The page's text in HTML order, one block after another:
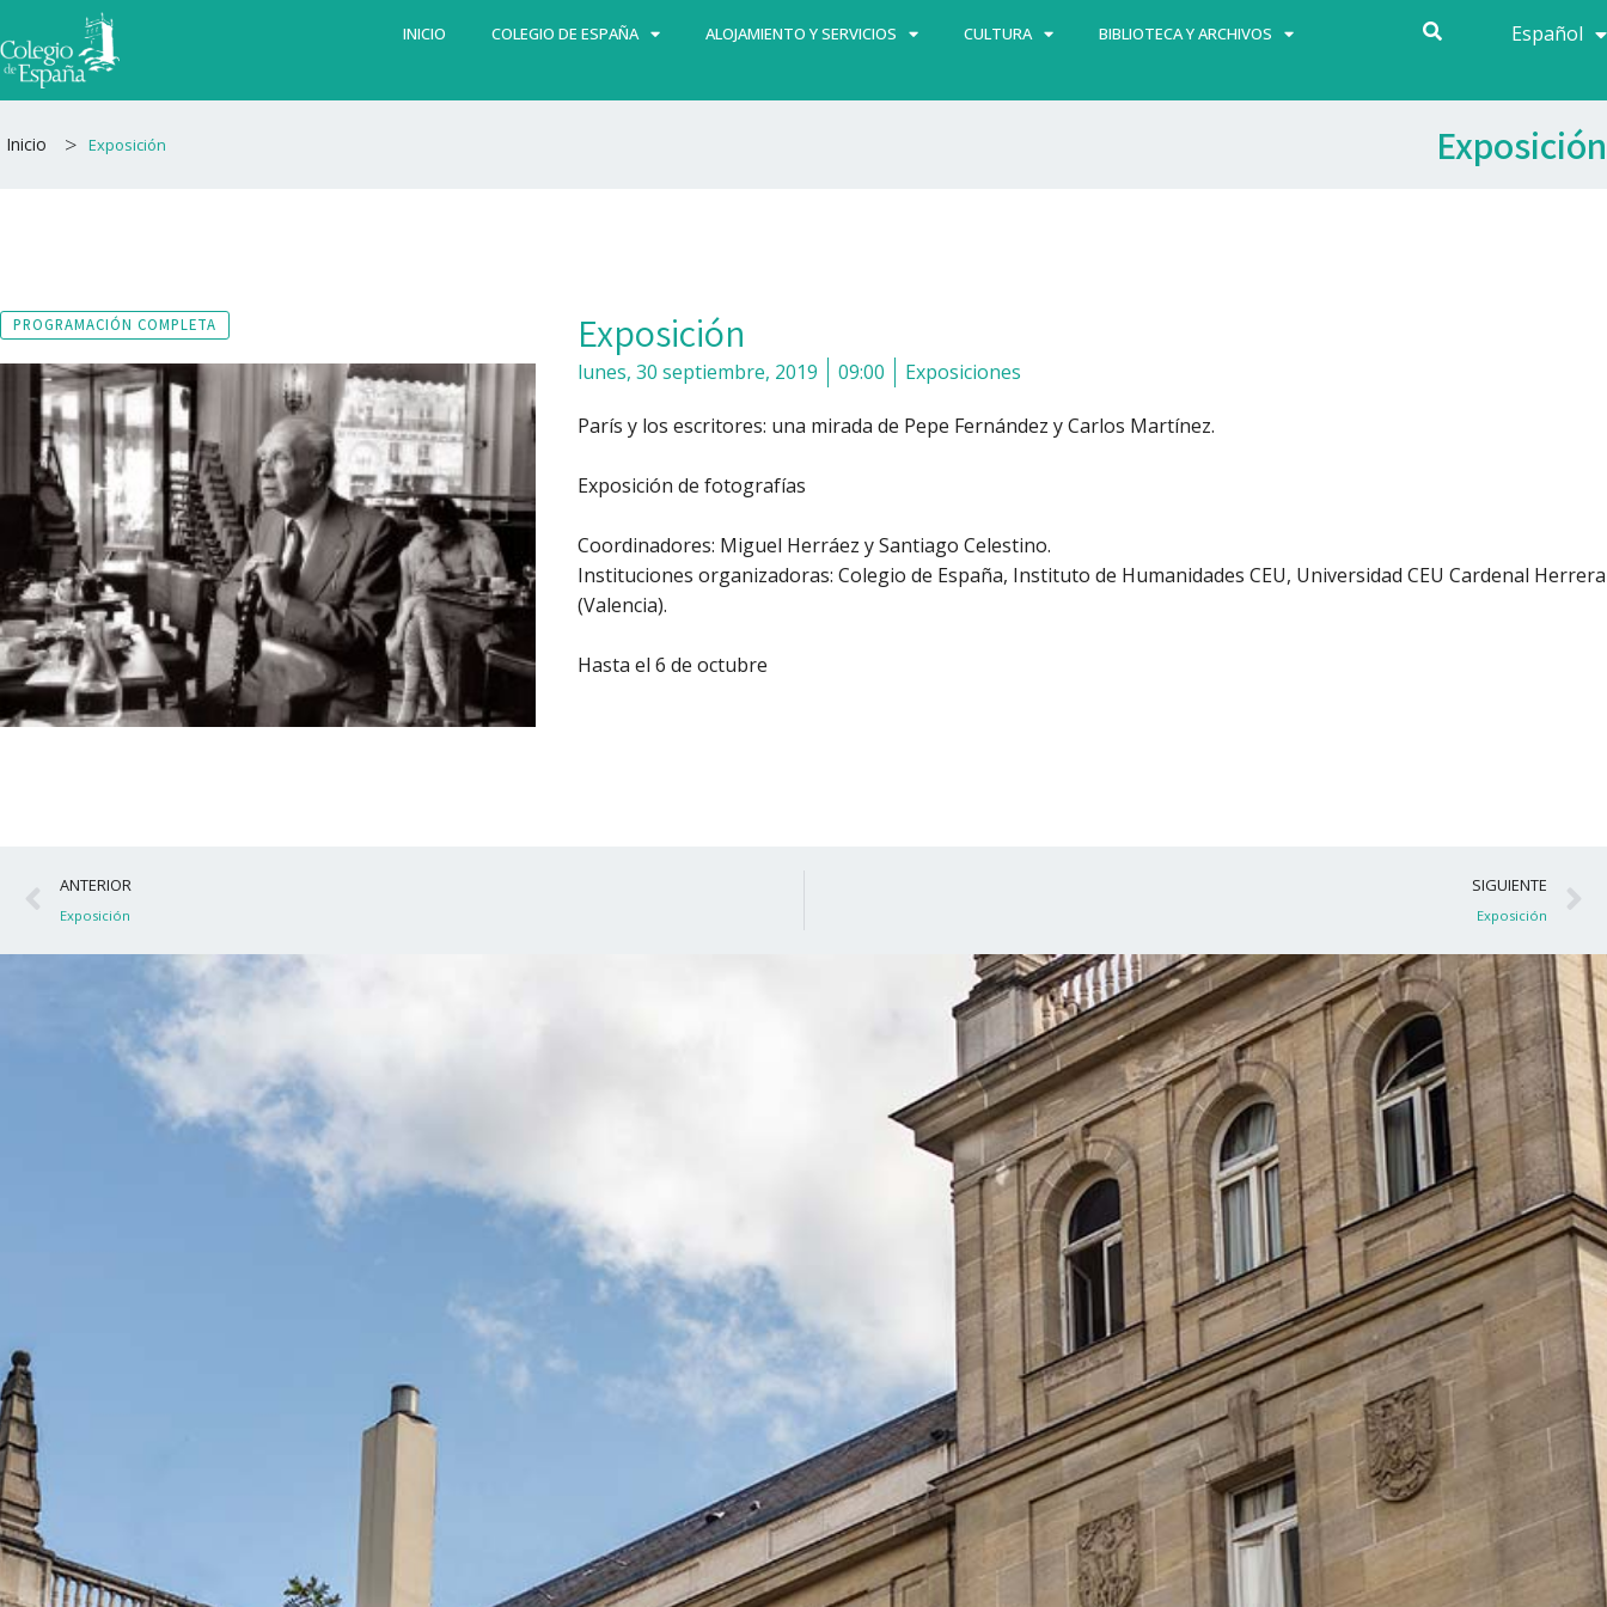
al
contenido
INICIO COLEGIO DE ESPAÑA ALOJAMIENTO Y SERVICIOS CULTURA BIBLIOTECA Y ARCHIVOS Español
Français
Inicio > Exposición Exposición
PROGRAMACIÓN COMPLETA Exposición
lunes, 30 septiembre, 2019 09:00 Exposiciones
París y los escritores: una mirada de Pepe Fernández y Carlos Martínez.
Exposición de fotografías
Coordinadores: Miguel Herráez y Santiago Celestino.
Instituciones organizadoras: Colegio de España, Instituto de Humanidades CEU, Universidad CEU Cardenal Herrera
(Valencia).
Hasta el 6 de octubre
Ant
ANTERIOR
Exposición
SIGUIENTE
Exposición